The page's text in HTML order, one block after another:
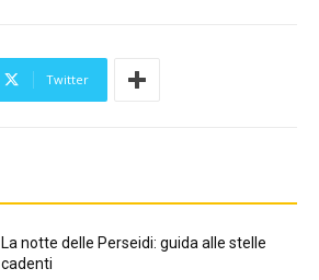
Twitter
La notte delle Perseidi: guida alle stelle
cadenti